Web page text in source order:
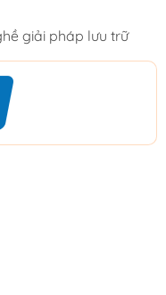
giải pháp lưu trữ